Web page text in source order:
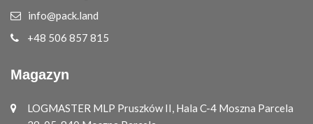
info@pack.land
+48 506 857 815
Magazyn
LOGMASTER MLP Pruszków II, Hala C-4 Moszna Parcela